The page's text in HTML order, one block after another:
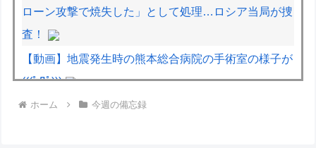
ローン攻撃で焼失した」として処理…ロシア当局が捜
査！
【動画】地震発生時の熊本総合病院の手術室の様子が
(((ﾟДﾟ)))
【動画】両方馬鹿（笑）ミニストップでトラックと衝
ホーム 今週の備忘録